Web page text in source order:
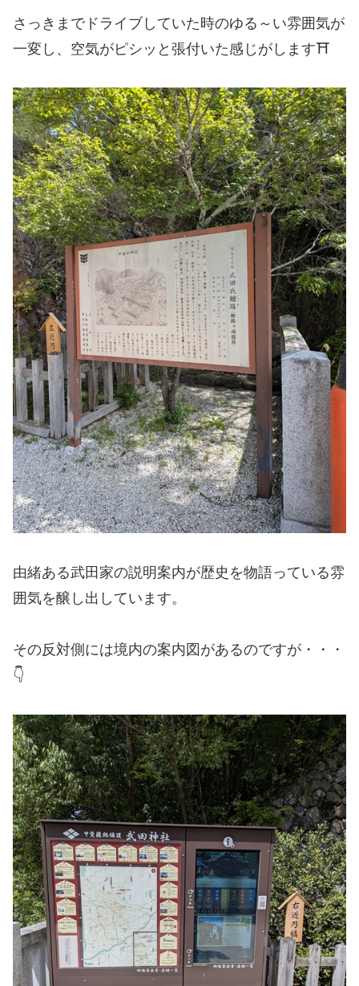
さっきまでドライブしていた時のゆる～い雰囲気が
一変し、空気がピシッと張付いた感じがします⛩
由緒ある武田家の説明案内が歴史を物語っている雰
囲気を醸し出しています。
その反対側には境内の案内図があるのですが・・・
👇